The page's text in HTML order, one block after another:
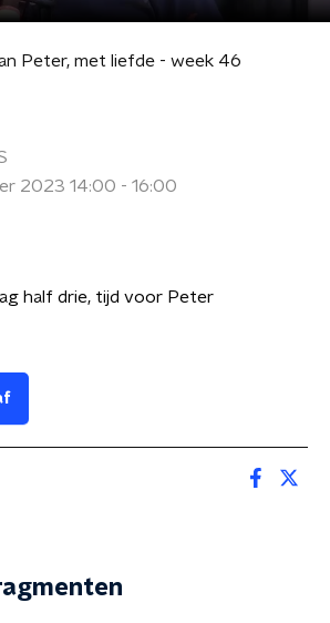
Peter, met liefde - week 46
2023 14:00 - 16:00
half drie, tijd voor Peter